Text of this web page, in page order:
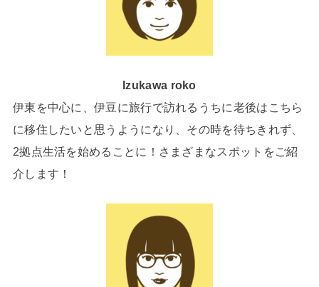
Izukawa roko
伊東を中心に、伊豆に旅行で訪れるうちに老後はこちら
に移住したいと思うようになり、その時を待ちきれず、
2拠点生活を始めることに！さまざまなスポットをご紹
介します！